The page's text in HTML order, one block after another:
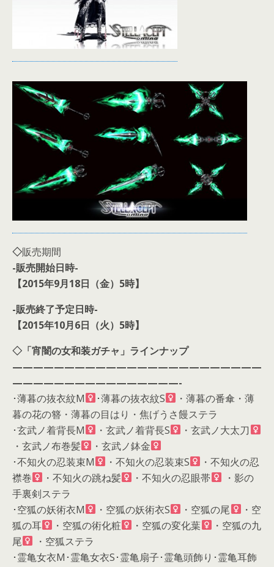
◇販売期間
-販売開始日時-
【2015年9月18日（金）5時】
-販売終了予定日時-
【2015年10月6日（火）5時】
◇「宵闇の女和装ガチャ」ラインナップ
————————————————————————
————————————————-
･薄暮の抜衣紋M
･薄暮の抜衣紋S
・薄暮の番傘・薄
暮の花の簪・薄暮の目はり・焦げうさ饅ステラ
･玄武ノ着背長M
・玄武ノ着背長S
・玄武ノ大太刀
・玄武ノ布巻髪
・玄武ノ鉢金
･不知火の忍装束M
・不知火の忍装束S
・不知火の忍
襟巻
・不知火の跳ね髪 ・不知火の忍眼帯
・影の
手裏剣ステラ
･空狐の妖術衣M
・空狐の妖術衣S ・空狐の尾
・空
狐の耳
・空狐の術化粧 ・空狐の変化葉
・空狐の九
尾
・空狐ステラ
･霊亀女衣M･霊亀女衣S･霊亀扇子･霊亀頭飾り･霊亀耳飾